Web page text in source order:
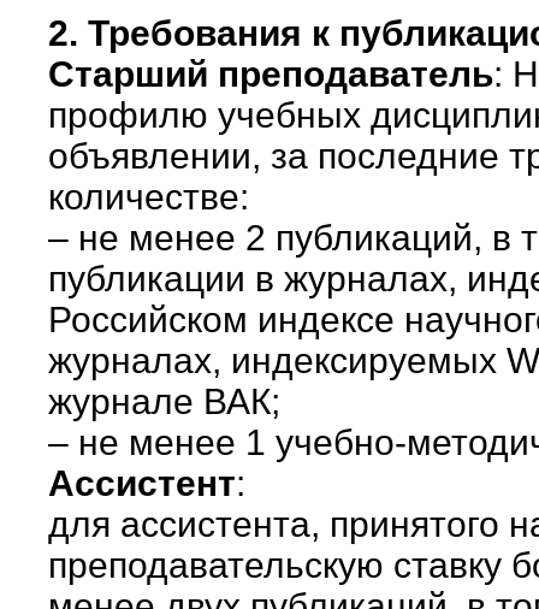
2. Требования к
Старший преподаватель:
профилю учебных
объявлении, за последние
количестве:
– не менее 2 публикаций, в
публикации в журналах,
Российском индексе
журналах, индексируемых
журнале ВАК;
– не менее 1 учебно-
Ассистент:
для ассистента, принятого
преподавательскую ставку